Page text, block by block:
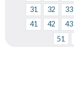
31
32 33
41
42 43
51